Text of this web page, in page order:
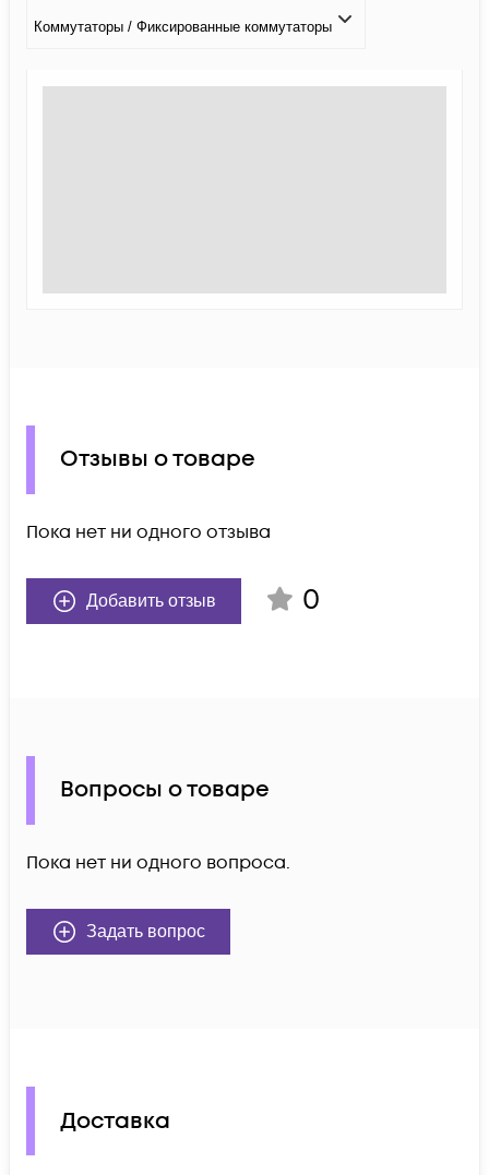
Коммутаторы / Фиксированные коммутаторы
Отзывы о товаре
Пока нет ни одного отзыва
Добавить отзыв 0
Вопросы о товаре
Пока нет ни одного вопроса.
Задать вопрос
Доставка